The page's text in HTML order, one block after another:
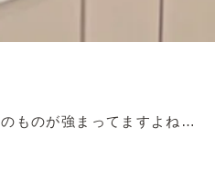
ものが強まってますよね…